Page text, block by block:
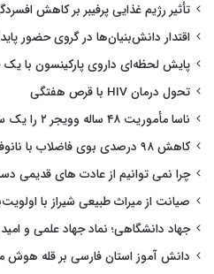
تأثیر رژیم غذایی پرفیبر بر کاهش
اقتدار دانش‌بنیان‌ها در گروی حضور
پایش لحظه‌ای داروی پارکینسون با
تحول درمان HIV با قرص هفتگی
ناسا مأموریت ۴۸ ساله وویجر ۲ را یک سال دیگر تمدید کرد
کاهش ۹۸ درصدی بوی فاضلاب با نانوفیلتر ایرانی
چرا نمی توانیم از عادت های قدیمی
صیانت از میراث طبیعی شیراز با
جهاد دانشگاهی؛ نماد جهاد علمی و
دانش آموز استان فارسی بر قله هوش